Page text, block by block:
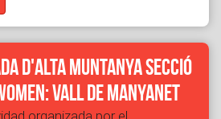
d'alta muntanya secció
Vall de Manyanet